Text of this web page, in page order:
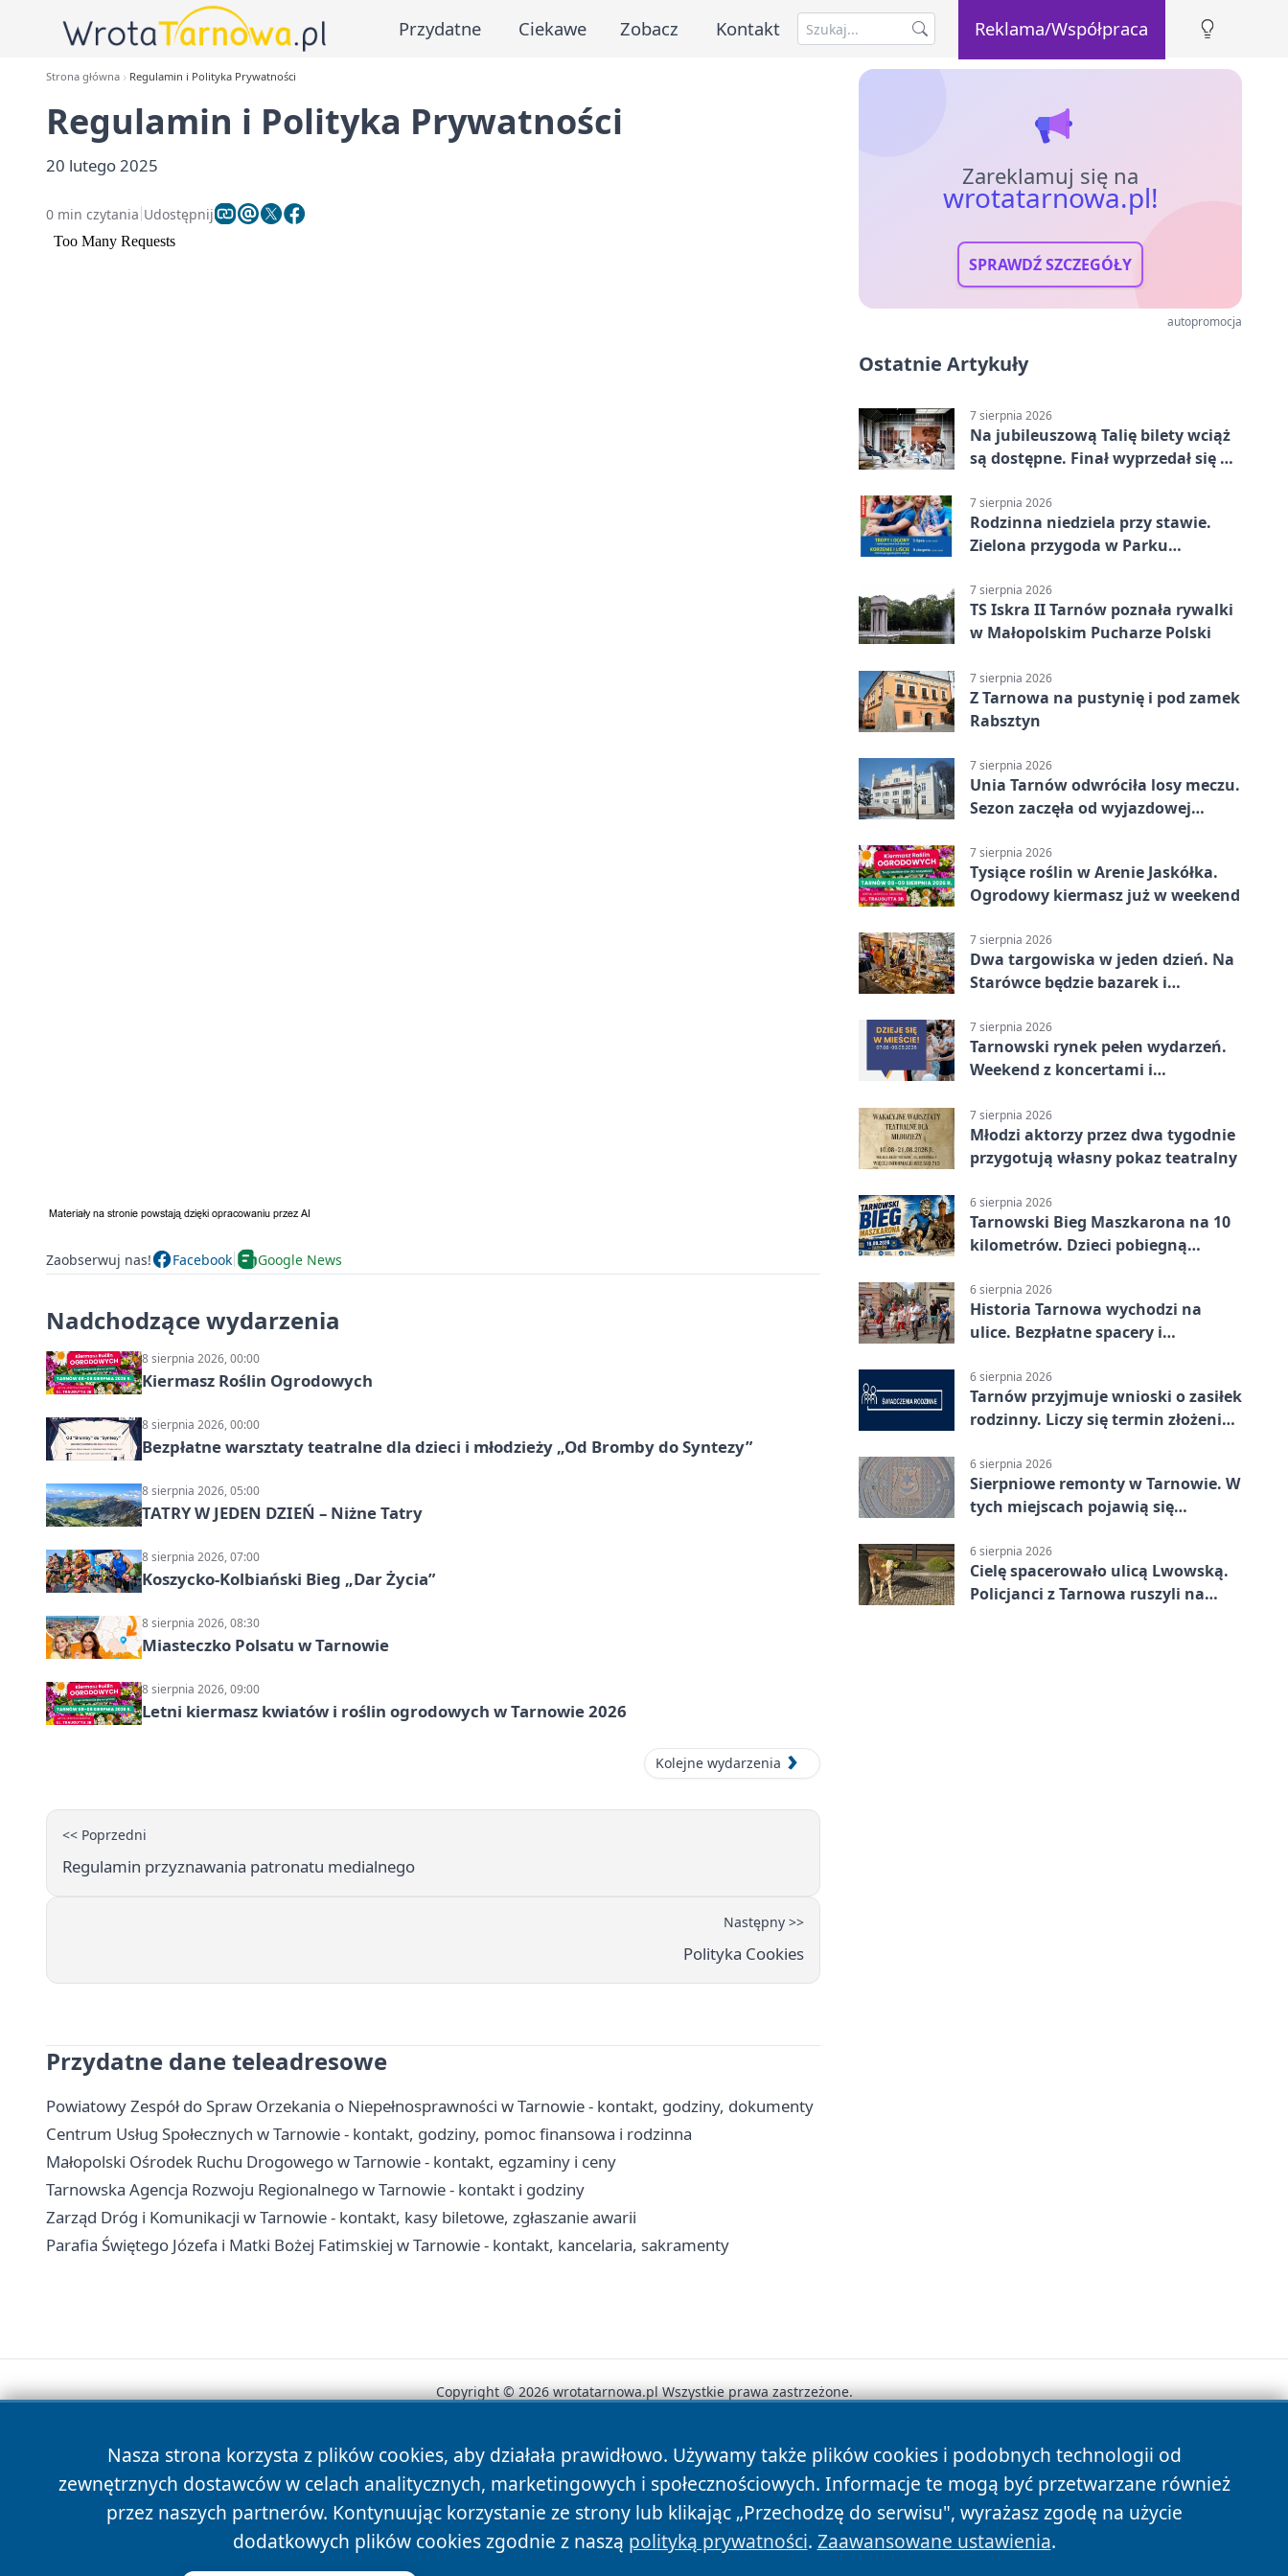
Przydatne Ciekawe Zobacz Kontakt Reklama/Współpraca
Strona główna Regulamin i Polityka Prywatności
Regulamin i Polityka Prywatności
20 lutego 2025
0 min czytania Udostępnij
Zaobserwuj nas! Facebook Google News
Nadchodzące wydarzenia
8 sierpnia 2026, 00:00
Kiermasz Roślin Ogrodowych
8 sierpnia 2026, 00:00
Bezpłatne warsztaty teatralne dla dzieci i młodzieży „Od Bromby do Syntezy”
8 sierpnia 2026, 05:00
TATRY W JEDEN DZIEŃ – Niżne Tatry
8 sierpnia 2026, 07:00
Koszycko-Kolbiański Bieg „Dar Życia”
8 sierpnia 2026, 08:30
Miasteczko Polsatu w Tarnowie
8 sierpnia 2026, 09:00
Letni kiermasz kwiatów i roślin ogrodowych w Tarnowie 2026
Kolejne wydarzenia
<< Poprzedni
Regulamin przyznawania patronatu medialnego
Następny >>
Polityka Cookies
Przydatne dane teleadresowe
Powiatowy Zespół do Spraw Orzekania o Niepełnosprawności w Tarnowie - kontakt, godziny, dokumenty
Centrum Usług Społecznych w Tarnowie - kontakt, godziny, pomoc finansowa i rodzinna
Małopolski Ośrodek Ruchu Drogowego w Tarnowie - kontakt, egzaminy i ceny
Tarnowska Agencja Rozwoju Regionalnego w Tarnowie - kontakt i godziny
Zarząd Dróg i Komunikacji w Tarnowie - kontakt, kasy biletowe, zgłaszanie awarii
Parafia Świętego Józefa i Matki Bożej Fatimskiej w Tarnowie - kontakt, kancelaria, sakramenty
Zareklamuj się na
wrotatarnowa.pl!
SPRAWDŹ SZCZEGÓŁY
autopromocja
Ostatnie Artykuły
7 sierpnia 2026
Na jubileuszową Talię bilety wciąż
są dostępne. Finał wyprzedał się w
7 sierpnia 2026
Rodzinna niedziela przy stawie.
Zielona przygoda w Parku
7 sierpnia 2026
TS Iskra II Tarnów poznała rywalki
w Małopolskim Pucharze Polski
7 sierpnia 2026
Z Tarnowa na pustynię i pod zamek
Rabsztyn
7 sierpnia 2026
Unia Tarnów odwróciła losy meczu.
Sezon zaczęła od wyjazdowej
7 sierpnia 2026
Tysiące roślin w Arenie Jaskółka.
Ogrodowy kiermasz już w weekend
7 sierpnia 2026
Dwa targowiska w jeden dzień. Na
Starówce będzie bazarek i
7 sierpnia 2026
Tarnowski rynek pełen wydarzeń.
Weekend z koncertami i
7 sierpnia 2026
Młodzi aktorzy przez dwa tygodnie
przygotują własny pokaz teatralny
6 sierpnia 2026
Tarnowski Bieg Maszkarona na 10
kilometrów. Dzieci pobiegną
6 sierpnia 2026
Historia Tarnowa wychodzi na
ulice. Bezpłatne spacery i
6 sierpnia 2026
Tarnów przyjmuje wnioski o zasiłek
rodzinny. Liczy się termin złożenia
6 sierpnia 2026
Sierpniowe remonty w Tarnowie. W
tych miejscach pojawią się
6 sierpnia 2026
Cielę spacerowało ulicą Lwowską.
Policjanci z Tarnowa ruszyli na
Nasza strona korzysta z plików cookies, aby działała prawidłowo. Używamy także plików cookies i podobnych technologii od
zewnętrznych dostawców w celach analitycznych, marketingowych i społecznościowych. Informacje te mogą być przetwarzane również
przez naszych partnerów. Kontynuując korzystanie ze strony lub klikając „Przechodzę do serwisu", wyrażasz zgodę na użycie
dodatkowych plików cookies zgodnie z naszą polityką prywatności. Zaawansowane ustawienia.
Copyright © 2026 wrotatarnowa.pl Wszystkie prawa zastrzeżone.
News Autorzy Polityka Prywatności Polityka Cookies